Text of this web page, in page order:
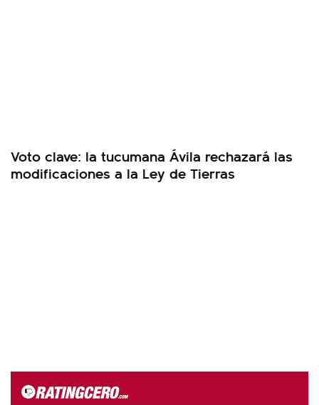
Voto clave: la tucumana Ávila rechazará las
modificaciones a la Ley de Tierras